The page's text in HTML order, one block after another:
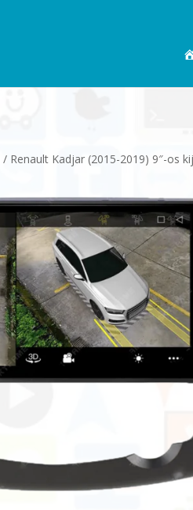
/ Renault Kadjar (2015-2019) 9″-os